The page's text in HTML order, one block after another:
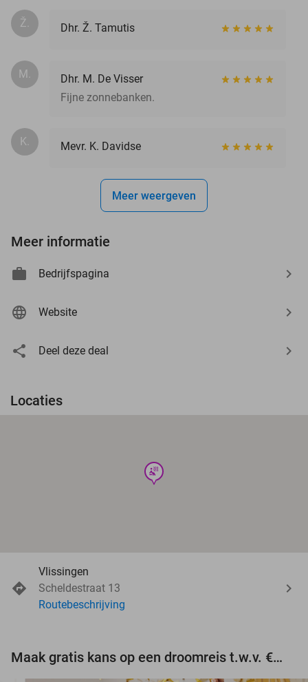
Ž. Dhr. Ž. Tamutis
M.
Dhr. M. De Visser
Fijne zonnebanken.
K. Mevr. K. Davidse
Meer weergeven
Meer informatie
Bedrijfspagina
Website
Deel deze deal
Locaties
wellness
Vlissingen
Scheldestraat 13
Routebeschrijving
Maak gratis kans op een droomreis t.w.v. €3.000!